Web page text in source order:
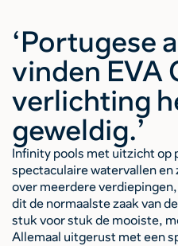
‘Portugese
vinden EVA
verlichting
geweldig.’
Infinity pools met uitzicht op
spectaculaire watervallen
over meerdere
dit de normaalste zaak van
stuk voor stuk de mooiste,
Allemaal uitgerust met een